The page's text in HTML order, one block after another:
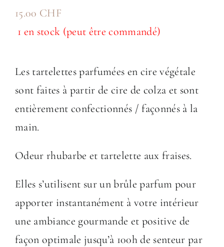
15.00 CHF
1 en stock (peut être commandé)
Les tartelettes parfumées en cire végétale
sont faites à partir de cire de colza et sont
entièrement confectionnés / façonnés à la
main.
Odeur rhubarbe et tartelette aux fraises.
Elles s’utilisent sur un brûle parfum pour
apporter instantanément à votre intérieur
une ambiance gourmande et positive de
façon optimale jusqu’à 100h de senteur par